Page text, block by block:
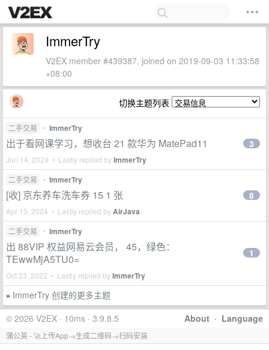
ImmerTry
V2EX member #439387, joined on 2019-09-03 11:33:58
+08:00
切换主题列表
二手交易 • ImmerTry
出于看网课学习，想收台 21 款华为 MatePad11
Jun 14, 2024 • Lastly replied byImmerTry
3
二手交易 • ImmerTry
[收] 京东养车洗车券 15 1 张
Apr 15, 2024 • Lastly replied byAirJava
8
二手交易 • ImmerTry
出 88VIP 权益网易云会员， 45，绿色：
TEwwMjA5TU0=
Oct 23, 2022 • Lastly replied byImmerTry
1
» ImmerTry 创建的更多主题
About · Language
© 2026 V2EX · 10ms · 3.9.8.5
蒲公英 - 🚀上传App→生成二维码→扫码安装